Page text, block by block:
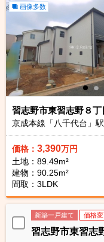
画像多数
習志野市東習志野８丁
京成本線「八千代台」
価格： 3,390万円
土地：89.49m²
建物：90.25m²
間取：3LDK
新築一戸建て 価格変
習志野市東習